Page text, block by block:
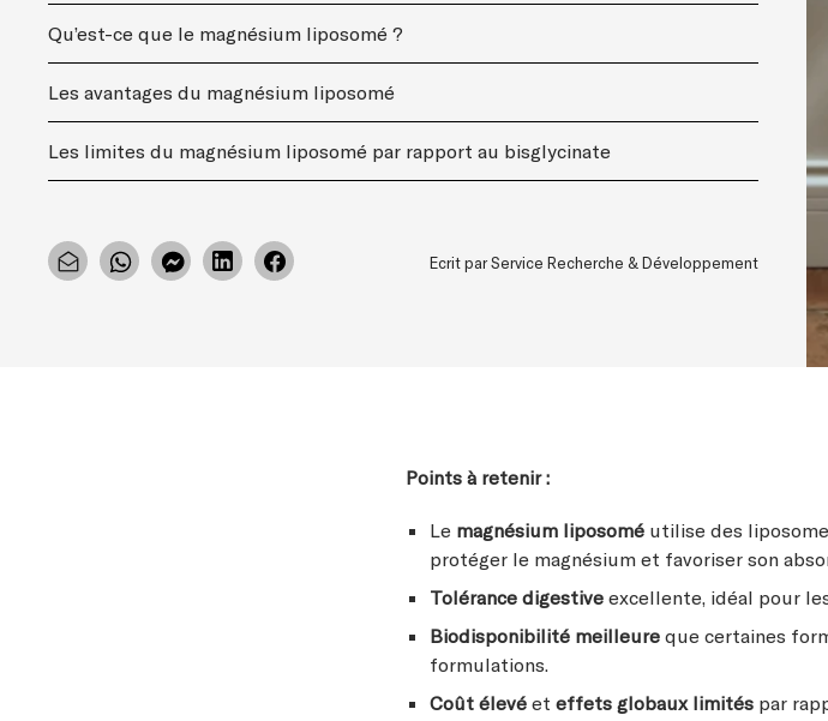
Qu’est-ce que le magnésium liposomé ?
Les avantages du magnésium liposomé
Les limites du magnésium liposomé par rapport au bisglycinate
Ecrit par Service Recherche & Développement
Points à retenir :
Le magnésium liposomé utilise des
protéger le magnésium et favoriser son
Tolérance digestive excellente, idéal pour
Biodisponibilité meilleure que certaines
formulations.
Coût élevé et effets globaux limités par